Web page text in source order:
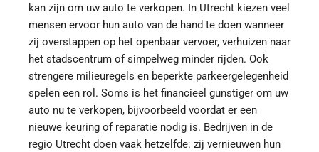
kan zijn om uw auto te verkopen. In Utrecht kiezen veel
mensen ervoor hun auto van de hand te doen wanneer
zij overstappen op het openbaar vervoer, verhuizen naar
het stadscentrum of simpelweg minder rijden. Ook
strengere milieuregels en beperkte parkeergelegenheid
spelen een rol. Soms is het financieel gunstiger om uw
auto nu te verkopen, bijvoorbeeld voordat er een
nieuwe keuring of reparatie nodig is. Bedrijven in de
regio Utrecht doen vaak hetzelfde: zij vernieuwen hun